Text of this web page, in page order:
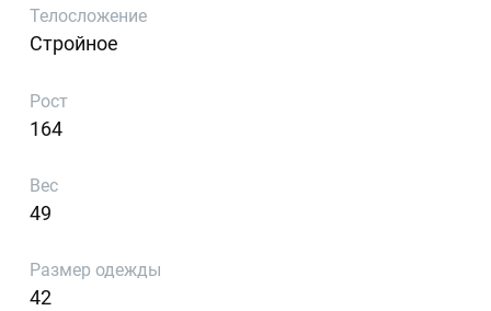
Телосложение
Стройное
Рост
164
Вес
49
Размер одежды
42